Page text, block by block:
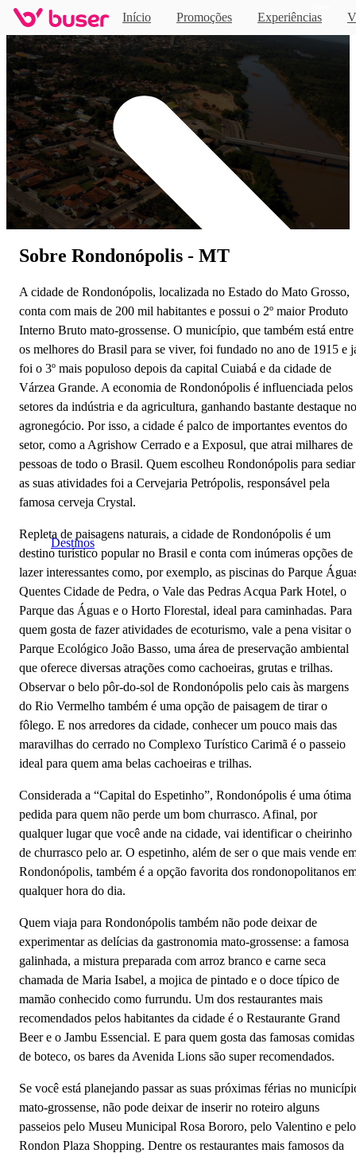
Início Promoções Experiências
Home
Destinos
Rondonópolis - MT
Passagem de ônibus para Rondonópolis -
MT
Sobre Rondonópolis - MT
A cidade de Rondonópolis, localizada no Estado do Mato Grosso,
conta com mais de 200 mil habitantes e possui o 2º maior Produto
Interno Bruto mato-grossense. O município, que também está entre
os melhores do Brasil para se viver, foi fundado no ano de 1915 e
foi o 3º mais populoso depois da capital Cuiabá e da cidade de
Várzea Grande. A economia de Rondonópolis é influenciada pelos
setores da indústria e da agricultura, ganhando bastante destaque no
agronegócio. Por isso, a cidade é palco de importantes eventos do
setor, como a Agrishow Cerrado e a Exposul, que atrai milhares de
pessoas de todo o Brasil. Quem escolheu Rondonópolis para sediar
as suas atividades foi a Cervejaria Petrópolis, responsável pela
famosa cerveja Crystal.
Repleta de paisagens naturais, a cidade de Rondonópolis é um
destino turístico popular no Brasil e conta com inúmeras opções de
lazer interessantes como, por exemplo, as piscinas do Parque
Quentes Cidade de Pedra, o Vale das Pedras Acqua Park Hotel, o
Parque das Águas e o Horto Florestal, ideal para caminhadas. Para
quem gosta de fazer atividades de ecoturismo, vale a pena visitar o
Parque Ecológico João Basso, uma área de preservação ambiental
que oferece diversas atrações como cachoeiras, grutas e trilhas.
Observar o belo pôr-do-sol de Rondonópolis pelo cais às margens
do Rio Vermelho também é uma opção de paisagem de tirar o
fôlego. E nos arredores da cidade, conhecer um pouco mais das
maravilhas do cerrado no Complexo Turístico Carimã é o passeio
ideal para quem ama belas cachoeiras e trilhas.
Considerada a “Capital do Espetinho”, Rondonópolis é uma ótima
pedida para quem não perde um bom churrasco. Afinal, por
qualquer lugar que você ande na cidade, vai identificar o cheirinho
de churrasco pelo ar. O espetinho, além de ser o que mais vende
Rondonópolis, também é a opção favorita dos rondonopolitanos
qualquer hora do dia.
Quem viaja para Rondonópolis também não pode deixar de
experimentar as delícias da gastronomia mato-grossense: a famosa
galinhada, a mistura preparada com arroz branco e carne seca
chamada de Maria Isabel, a mojica de pintado e o doce típico de
mamão conhecido como furrundu. Um dos restaurantes mais
recomendados pelos habitantes da cidade é o Restaurante Grand
Beer e o Jambu Essencial. E para quem gosta das famosas comidas
de boteco, os bares da Avenida Lions são super recomendados.
Se você está planejando passar as suas próximas férias no
mato-grossense, não pode deixar de inserir no roteiro alguns
passeios pelo Museu Municipal Rosa Bororo, pelo Valentino e pelo
Rondon Plaza Shopping. Dentre os restaurantes mais famosos da